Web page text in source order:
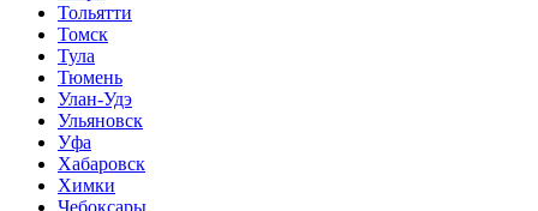
Тольятти
Томск
Тула
Тюмень
Улан-Удэ
Ульяновск
Уфа
Хабаровск
Химки
Чебоксары